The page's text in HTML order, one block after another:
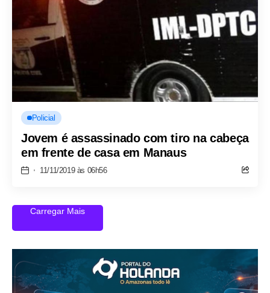
Policial
Jovem é assassinado com tiro na cabeça
em frente de casa em Manaus
11/11/2019 às 06h56
Carregar Mais